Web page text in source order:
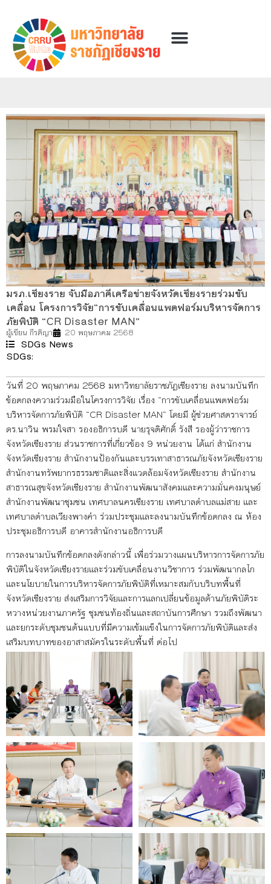
มรภ.เชียงราย จับมือภาคีเครือข่ายจังหวัดเชียงรายร่วมขับ
เคลื่อน โครงการวิจัย“การขับเคลื่อนแพตฟอร์มบริหารจัดการ
ภัยพิบัติ “CR Disaster MAN”
ผู้เขียน กีรติญา 20 พฤษภาคม 2568
SDGs News
SDGs:
วันที่ 20 พฤษภาคม 2568 มหาวิทยาลัยราชภัฏเชียงราย ลงนามบันทึก
ข้อตกลงความร่วมมือในโครงการวิจัย เรื่อง “การขับเคลื่อนแพตฟอร์ม
บริหารจัดการภัยพิบัติ “CR Disaster MAN” โดยมี ผู้ช่วยศาสตราจารย์
ดร.นาวิน พรมใจสา รองอธิการบดี นายรุจติศักดิ์ รังสี รองผู้ว่าราชการ
จังหวัดเชียงราย ส่วนราชการที่เกี่ยวข้อง 9 หน่วยงาน ได้แก่ สำนักงาน
จังหวัดเชียงราย สำนักงานป้องกันและบรรเทาสาธารณภัยจังหวัดเชียงราย
สำนักงานทรัพยากรธรรมชาติและสิ่งแวดล้อมจังหวัดเชียงราย สำนักงาน
สาธารณสุขจังหวัดเชียงราย สำนักงานพัฒนาสังคมและความมั่นคงมนุษย์
สำนักงานพัฒนาชุมชน เทศบาลนครเชียงราย เทศบาลตำบลแม่สาย และ
เทศบาลตำบลเวียงพางคำ ร่วมประชุมและลงนามบันทึกข้อตกลง ณ ห้อง
ประชุมอธิการบดี อาคารสำนักงานอธิการบดี
การลงนามบันทึกข้อตกลงดังกล่าวนี้ เพื่อร่วมวางแผนบริหารการจัดการภัย
พิบัติในจังหวัดเชียงรายและร่วมขับเคลื่อนงานวิชาการ ร่วมพัฒนากลไก
และนโยบายในการบริหารจัดการภัยพิบัติที่เหมาะสมกับบริบทพื้นที่
จังหวัดเชียงราย ส่งเสริมการวิจัยและการแลกเปลี่ยนข้อมูลด้านภัยพิบัติระ
หวางหน่วยงานภาครัฐ ชุมชนท้องถิ่นและสถาบันการศึกษา รวมถึงพัฒนา
และยกระดับชุมชนต้นแบบที่มีความเข้มแข็งในการจัดการภัยพิบัติและส่ง
เสริมบทบาทของอาสาสมัครในระดับพื้นที่ ต่อไป